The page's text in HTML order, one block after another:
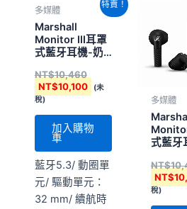
特賣！
多媒體
Marshall
Monitor III耳罩
式藍牙耳機-奶
NT$10,460
格：
NT$10,460。
NT$10,100
格：
NT$10,100。
(未
稅)
加入購物
車
藍牙5.3/ 動圈單
元/ 驅動單元：
32 mm/ 續航時
多媒體
式藍牙
NT$
NT$
稅)